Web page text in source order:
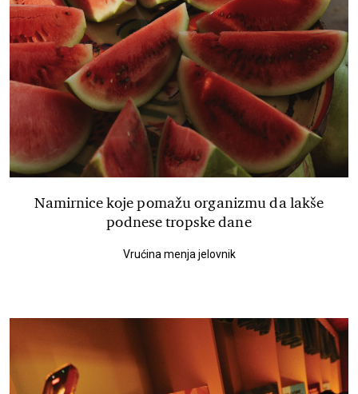
Namirnice koje pomažu organizmu da lakše
podnese tropske dane
Vrućina menja jelovnik